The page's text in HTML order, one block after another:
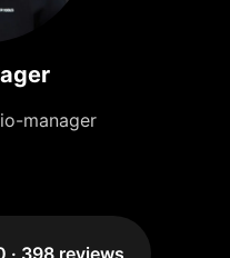
manager
· 398reviews